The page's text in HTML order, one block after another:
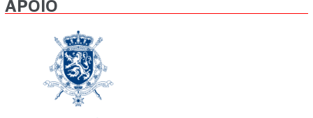
APOIO